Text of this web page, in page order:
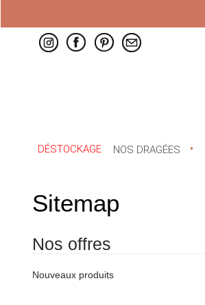
DÉSTOCKAGE NOS DRAGÉES
Sitemap
Nos offres
Nouveaux produits